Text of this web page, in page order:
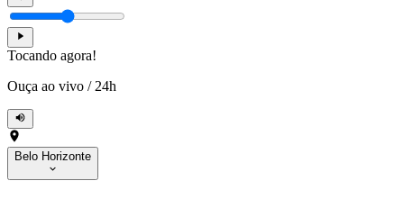
Tocando agora!
Ouça ao vivo / 24h
Belo Horizonte